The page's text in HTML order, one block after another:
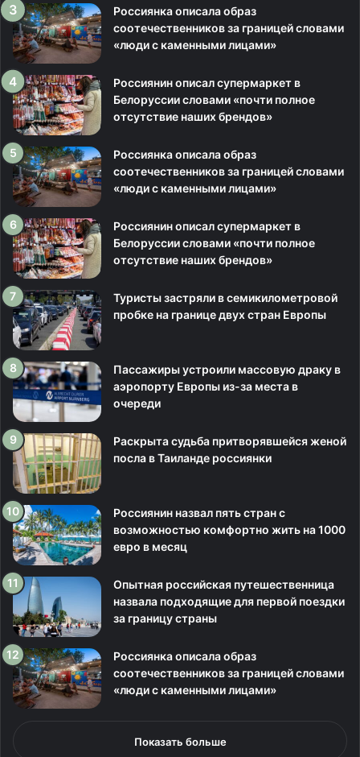
Россиянка описала образ
соотечественников за границей словами
«люди с каменными лицами»
Россиянин описал супермаркет в
Белоруссии словами «почти полное
отсутствие наших брендов»
Россиянка описала образ
соотечественников за границей словами
«люди с каменными лицами»
Россиянин описал супермаркет в
Белоруссии словами «почти полное
отсутствие наших брендов»
Туристы застряли в семикилометровой
пробке на границе двух стран Европы
Пассажиры устроили массовую драку в
аэропорту Европы из-за места в
очереди
Раскрыта судьба притворявшейся женой
посла в Таиланде россиянки
Россиянин назвал пять стран с
возможностью комфортно жить на 1000
евро в месяц
Опытная российская путешественница
назвала подходящие для первой поездки
за границу страны
Россиянка описала образ
соотечественников за границей словами
«люди с каменными лицами»
Показать больше